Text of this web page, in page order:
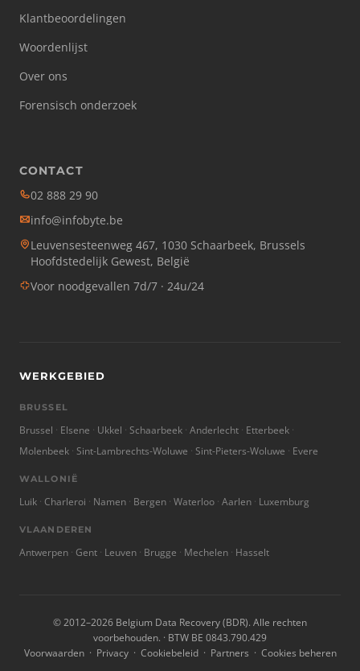
Klantbeoordelingen
Woordenlijst
Over ons
Forensisch onderzoek
CONTACT
02 888 29 90
info@infobyte.be
Leuvensesteenweg 467, 1030 Schaarbeek, Brussels
Hoofdstedelijk Gewest, België
Voor noodgevallen 7d/7 · 24u/24
WERKGEBIED
BRUSSEL
Brussel Elsene Ukkel Schaarbeek Anderlecht Etterbeek
Molenbeek Sint-Lambrechts-Woluwe Sint-Pieters-Woluwe Evere
WALLONIË
Luik Charleroi Namen Bergen Waterloo Aarlen Luxemburg
VLAANDEREN
Antwerpen Gent Leuven Brugge Mechelen Hasselt
© 2012–2026 Belgium Data Recovery (BDR). Alle rechten
voorbehouden. · BTW BE 0843.790.429
Voorwaarden· Privacy· Cookiebeleid· Partners · Cookies beheren